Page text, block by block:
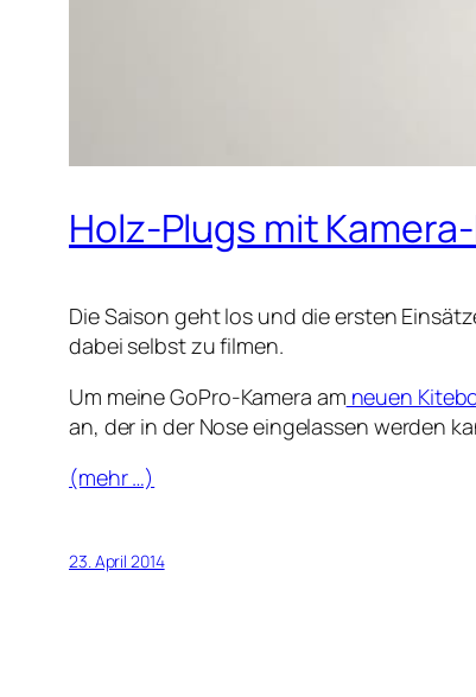
Holz-Plugs mit
Die Saison geht los und die ersten
dabei selbst zu filmen.
Um meine GoPro-Kamera am neuen
an, der in der Nose eingelassen werden
(mehr …)
23. April 2014